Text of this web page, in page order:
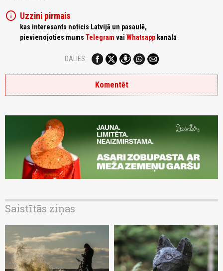
info Uzzini pirmais
kas interesants noticis Latvijā un pasaulē,
pievienojoties mums Telegram vai Whatsapp kanālā
DALIES:
Komentēt
Saistītās ziņas